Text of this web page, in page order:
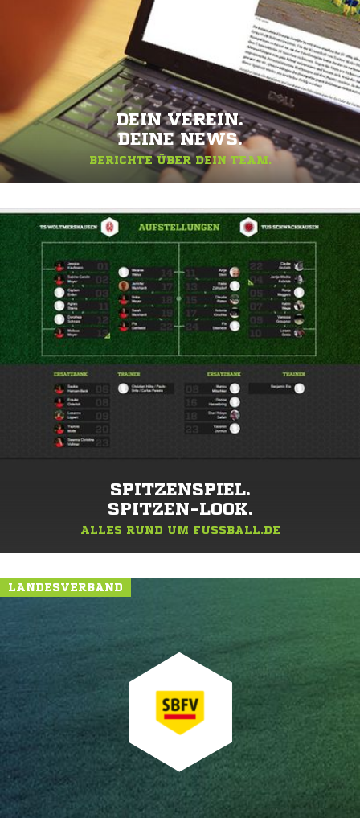
DEIN VEREIN.
DEINE NEWS.
BERICHTE ÜBER DEIN TEAM.
SPITZENSPIEL.
SPITZEN-LOOK.
ALLES RUND UM FUSSBALL.DE
LANDESVERBAND